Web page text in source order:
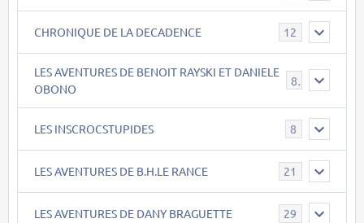
CHRONIQUE DE LA DECADENCE 12
LES AVENTURES DE BENOIT RAYSKI ET DANIELE
OBONO
8
LES INSCROCSTUPIDES 8
LES AVENTURES DE B.H.LE RANCE 21
LES AVENTURES DE DANY BRAGUETTE 29